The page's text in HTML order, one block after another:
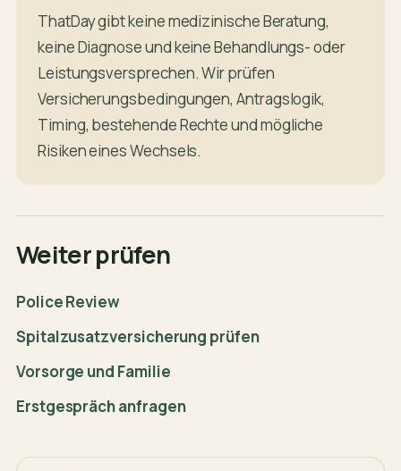
ThatDay gibt keine medizinische Beratung,
keine Diagnose und keine Behandlungs- oder
Leistungsversprechen. Wir prüfen
Versicherungsbedingungen, Antragslogik,
Timing, bestehende Rechte und mögliche
Risiken eines Wechsels.
Weiter prüfen
Police Review
Spitalzusatzversicherung prüfen
Vorsorge und Familie
Erstgespräch anfragen